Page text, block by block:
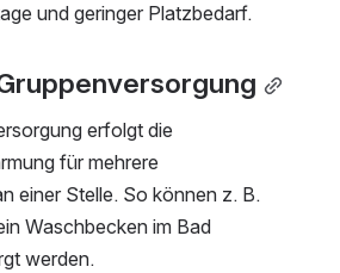
und geringer Platzbedarf.
erfolgt die
für mehrere
einer Stelle. So können z. B.
Waschbecken im Bad
werden.